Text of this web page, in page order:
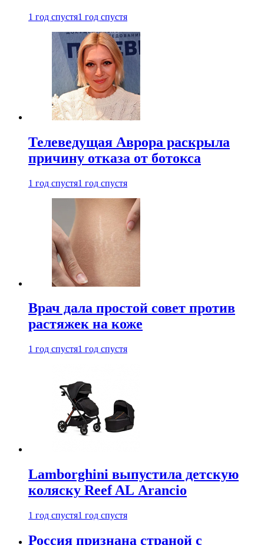
1 год спустя1 год спустя
Телеведущая Аврора раскрыла
причину отказа от ботокса
1 год спустя1 год спустя
Врач дала простой совет против
растяжек на коже
1 год спустя1 год спустя
Lamborghini выпустила детскую
коляску Reef AL Arancio
1 год спустя1 год спустя
Россия признана страной с